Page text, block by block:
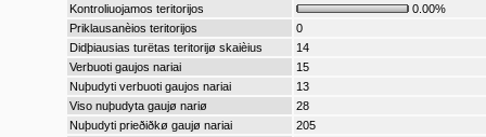
Kontroliuojamos teritorijos
0.00%
Priklausanèios teritorijos
0
Didþiausias turëtas teritorijø skaièius
14
Verbuoti gaujos nariai
15
Nuþudyti verbuoti gaujos nariai
13
Viso nuþudyta gaujø nariø
28
Nuþudyti prieðiðkø gaujø nariai
205